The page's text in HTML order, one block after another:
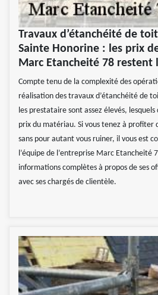
Travaux d’étanchéité de
Sainte Honorine : les prix
Marc Etancheité 78 restent
Compte tenu de la complexité des
réalisation des travaux d’étanchéité de
les prestataire sont assez élevés,
prix du matériau. Si vous tenez à profiter
sans pour autant vous ruiner, il vous est
l’équipe de l’entreprise Marc Etancheité
informations complètes à propos de ses
avec ses chargés de clientèle.